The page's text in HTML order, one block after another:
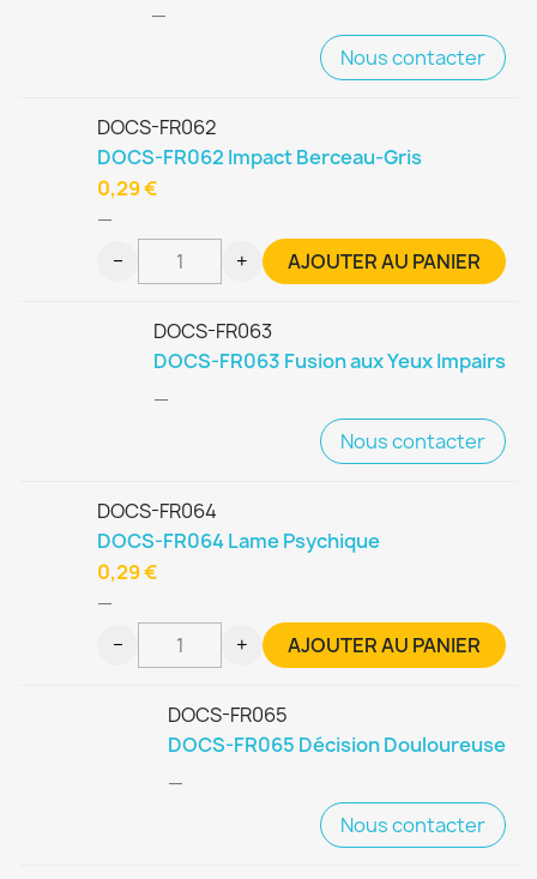
—
Nous contacter
DOCS-FR062
DOCS-FR062 Impact Berceau-Gris
—
0,29 €
− + AJOUTER AU PANIER
DOCS-FR063
DOCS-FR063 Fusion aux Yeux Impairs
—
Nous contacter
DOCS-FR064
DOCS-FR064 Lame Psychique
—
0,29 €
− + AJOUTER AU PANIER
DOCS-FR065
DOCS-FR065 Décision Douloureuse
—
Nous contacter